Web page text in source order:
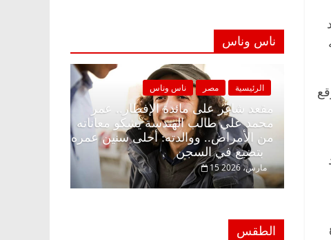
ناس وناس
مقعد شاغر
محمد علي
من الأمراض..
بتضيع في السجن
الرئيسية مصر ناس وناس
مقعد شاغر على الإفطار وبلكونة بلا زينة
رمضان.. د. عبدالخالق فاروق خبير
اقتصادي في انتظار حلم الحرية ولمة
22 فبراير، 2026
الطقس